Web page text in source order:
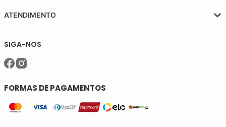
ATENDIMENTO
Sexta, das 08:30 às 16h30.
Telefone: (11)5627-7800
WhatsApp: (11)94238-1925
sac@meiassaojose.com.br
SIGA-NOS
FORMAS DE PAGAMENTOS